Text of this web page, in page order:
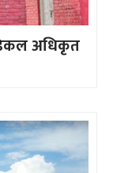
अधिकृत